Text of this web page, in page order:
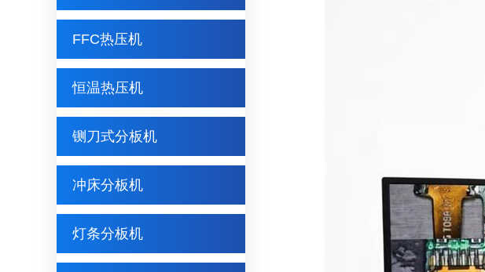
FFC热压机
恒温热压机
铡刀式分板机
冲床分板机
灯条分板机